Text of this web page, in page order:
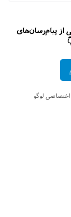
پیام‌رسان‌های
لوگو